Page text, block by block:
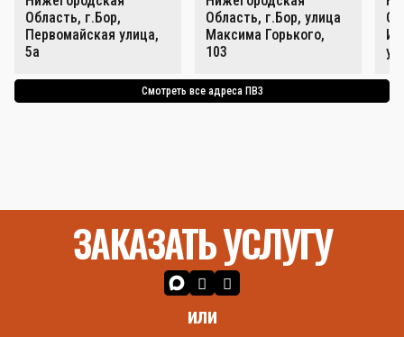
Область, г.Бор,
Первомайская улица,
5а
Область, г.Бор, улица
Максима Горького,
103
Смотреть все адреса ПВЗ
ЗАКАЗАТЬ УСЛУГУ
или